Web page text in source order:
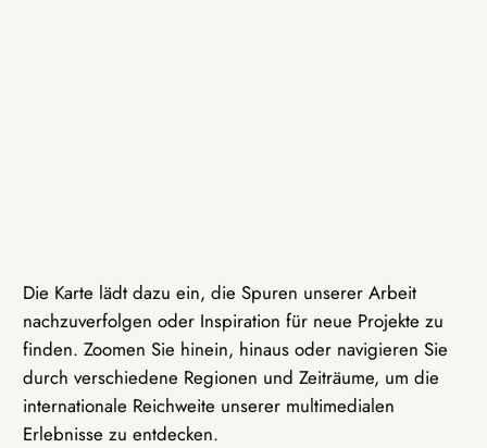
Die Karte lädt dazu ein, die Spuren unserer Arbeit
nachzuverfolgen oder Inspiration für neue Projekte zu
finden. Zoomen Sie hinein, hinaus oder navigieren Sie
durch verschiedene Regionen und Zeiträume, um die
internationale Reichweite unserer multimedialen
Erlebnisse zu entdecken.